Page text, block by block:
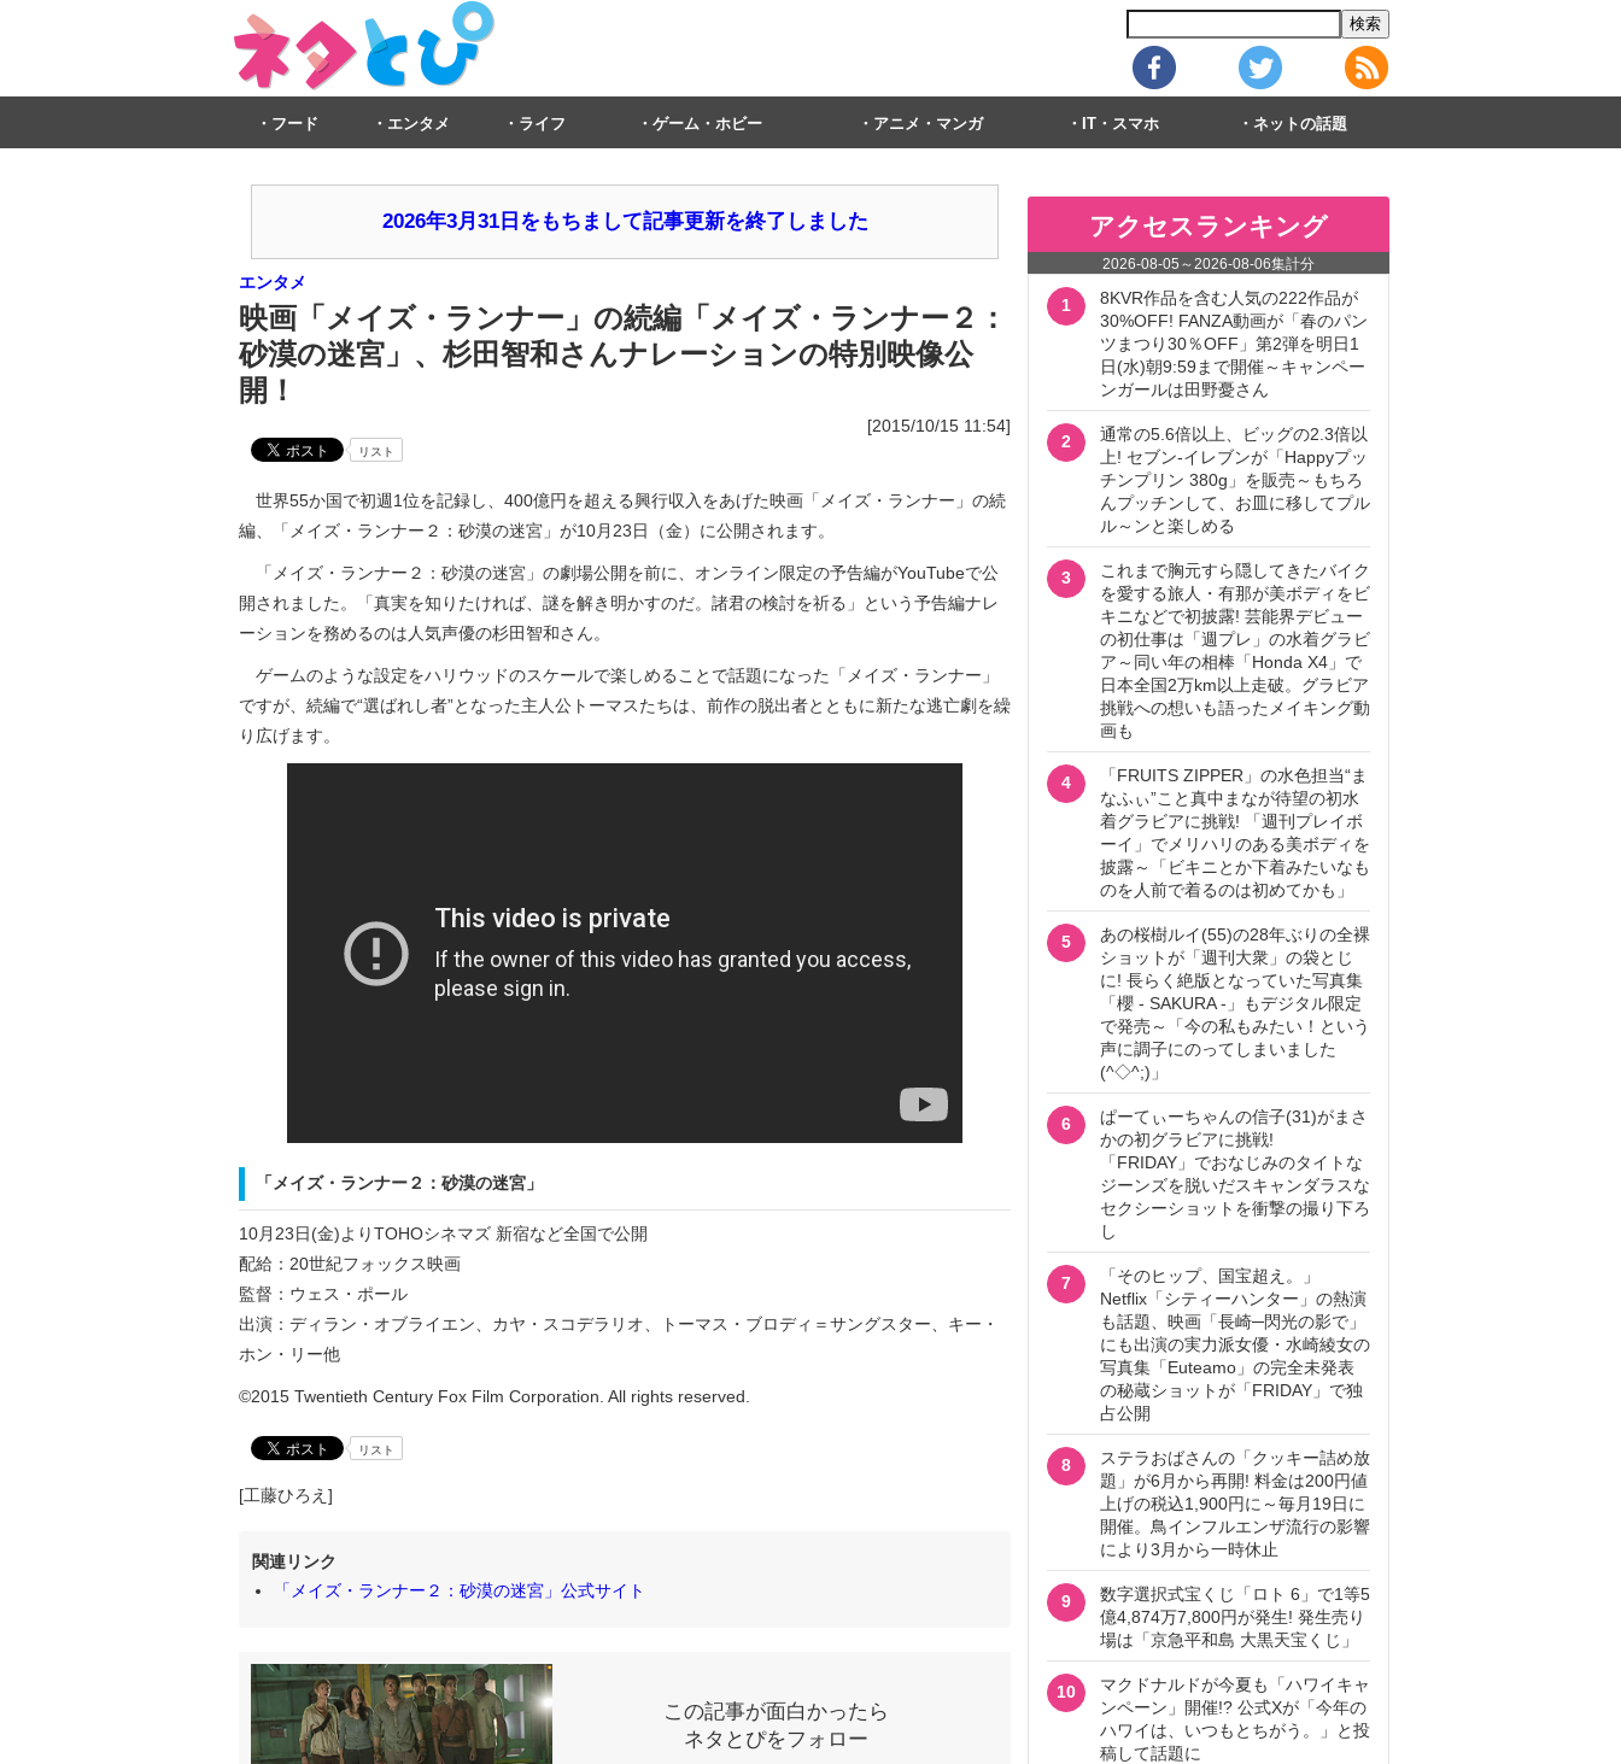
フード エンタメ ライフ ゲーム・ホビー アニメ・マンガ IT・スマホ ネットの話題
2026年3月31日をもちまして記事更新を終了しました
エンタメ
映画「メイズ・ランナー」の続編「メイズ・ランナー２：
砂漠の迷宮」、杉田智和さんナレーションの特別映像公
開！
[2015/10/15 11:54]
リスト
世界55か国で初週1位を記録し、400億円を超える興行収入をあげた映画「メイズ・ランナー」の続
編、「メイズ・ランナー２：砂漠の迷宮」が10月23日（金）に公開されます。
「メイズ・ランナー２：砂漠の迷宮」の劇場公開を前に、オンライン限定の予告編がYouTubeで公
開されました。「真実を知りたければ、謎を解き明かすのだ。諸君の検討を祈る」という予告編ナレ
ーションを務めるのは人気声優の杉田智和さん。
ゲームのような設定をハリウッドのスケールで楽しめることで話題になった「メイズ・ランナー」
ですが、続編で“選ばれし者”となった主人公トーマスたちは、前作の脱出者とともに新たな逃亡劇を繰
り広げます。
「メイズ・ランナー２：砂漠の迷宮」
10月23日(金)よりTOHOシネマズ 新宿など全国で公開
配給：20世紀フォックス映画
監督：ウェス・ポール
出演：ディラン・オブライエン、カヤ・スコデラリオ、トーマス・ブロディ＝サングスター、キー・
ホン・リー他
©2015 Twentieth Century Fox Film Corporation. All rights reserved.
リスト
[工藤ひろえ]
関連リンク
「メイズ・ランナー２：砂漠の迷宮」公式サイト
この記事が面白かったら
ネタとぴをフォロー
アクセスランキング
2026-08-05 ～2026-08-06集計分
1
8KVR作品を含む人気の222作品が
30%OFF! FANZA動画が「春のパン
ツまつり30％OFF」第2弾を明日1
日(水)朝9:59まで開催～キャンペー
ンガールは田野憂さん
2
通常の5.6倍以上、ビッグの2.3倍以
上! セブン‐イレブンが「Happyプッ
チンプリン 380g」を販売～もちろ
んプッチンして、お皿に移してプル
ル～ンと楽しめる
3
これまで胸元すら隠してきたバイク
を愛する旅人・有那が美ボディをビ
キニなどで初披露! 芸能界デビュー
の初仕事は「週プレ」の水着グラビ
ア～同い年の相棒「Honda X4」で
日本全国2万km以上走破。グラビア
挑戦への想いも語ったメイキング動
画も
4
「FRUITS ZIPPER」の水色担当“ま
なふぃ”こと真中まなが待望の初水
着グラビアに挑戦! 「週刊プレイボ
ーイ」でメリハリのある美ボディを
披露～「ビキニとか下着みたいなも
のを人前で着るのは初めてかも」
5
あの桜樹ルイ(55)の28年ぶりの全裸
ショットが「週刊大衆」の袋とじ
に! 長らく絶版となっていた写真集
「櫻 - SAKURA -」もデジタル限定
で発売～「今の私もみたい！という
声に調子にのってしまいました
(^◇^;)」
6
ぱーてぃーちゃんの信子(31)がまさ
かの初グラビアに挑戦!
「FRIDAY」でおなじみのタイトな
ジーンズを脱いだスキャンダラスな
セクシーショットを衝撃の撮り下ろ
し
7
「そのヒップ、国宝超え。」
Netflix「シティーハンター」の熱演
も話題、映画「長崎─閃光の影で」
にも出演の実力派女優・水崎綾女の
写真集「Euteamo」の完全未発表
の秘蔵ショットが「FRIDAY」で独
占公開
8
ステラおばさんの「クッキー詰め放
題」が6月から再開! 料金は200円値
上げの税込1,900円に～毎月19日に
開催。鳥インフルエンザ流行の影響
により3月から一時休止
9
数字選択式宝くじ「ロト 6」で1等5
億4,874万7,800円が発生! 発生売り
場は「京急平和島 大黒天宝くじ」
10
マクドナルドが今夏も「ハワイキャ
ンペーン」開催!? 公式Xが「今年の
ハワイは、いつもとちがう。」と投
稿して話題に